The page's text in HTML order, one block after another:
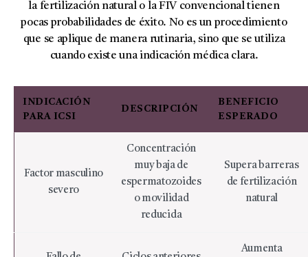
la fertilización natural o la FIV convencional tienen
pocas probabilidades de éxito. No es un procedimiento
que se aplique de manera rutinaria, sino que se utiliza
cuando existe una indicación médica clara.
INDICACIÓN
PARA ICSI
DESCRIPCIÓN
BENEFICIO
ESPERADO
Factor masculino
severo
Concentración
muy baja de
espermatozoides
o movilidad
reducida
Supera barreras
de fertilización
natural
Aumenta